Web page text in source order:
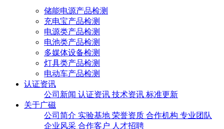
储能电源产品检测
充电宝产品检测
电源类产品检测
电池类产品检测
多媒体设备检测
灯具类产品检测
电动车产品检测
认证资讯
公司新闻 认证资讯 技术资讯 标准更新
关于广磁
公司简介 实验基地 荣誉资质 合作机构 专业团队
企业风采 合作客户 人才招聘